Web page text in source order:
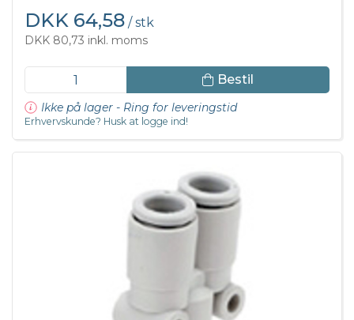
DKK 64,58 / stk
DKK 80,73 inkl. moms
Bestil
Ikke på lager - Ring for leveringstid
Erhvervskunde? Husk at logge ind!